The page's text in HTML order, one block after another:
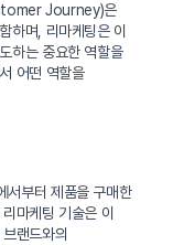
Journey)은
하며, 리마케팅은 이
하는 중요한 역할을
어떤 역할을
서부터 제품을 구매한
마케팅 기술은 이
랜드와의